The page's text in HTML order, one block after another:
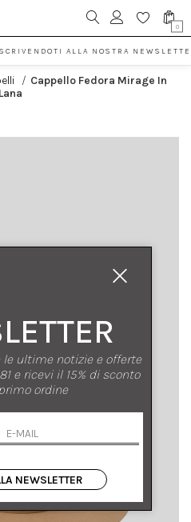
0
ALLA NOSTRA
/ Cappello Fedora Mirage In
Lana
le ultime notizie e offerte
e ricevi il 15% di sconto
ordine
NEWSLETTER